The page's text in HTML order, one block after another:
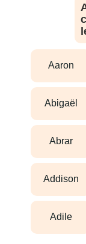
aaron
abigaël
abrar
addison
adile